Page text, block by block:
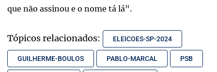
que não assinou e o nome tá lá".
Tópicos relacionados: ELEICOES-SP-2024
GUILHERME-BOULOS PABLO-MARCAL PSB